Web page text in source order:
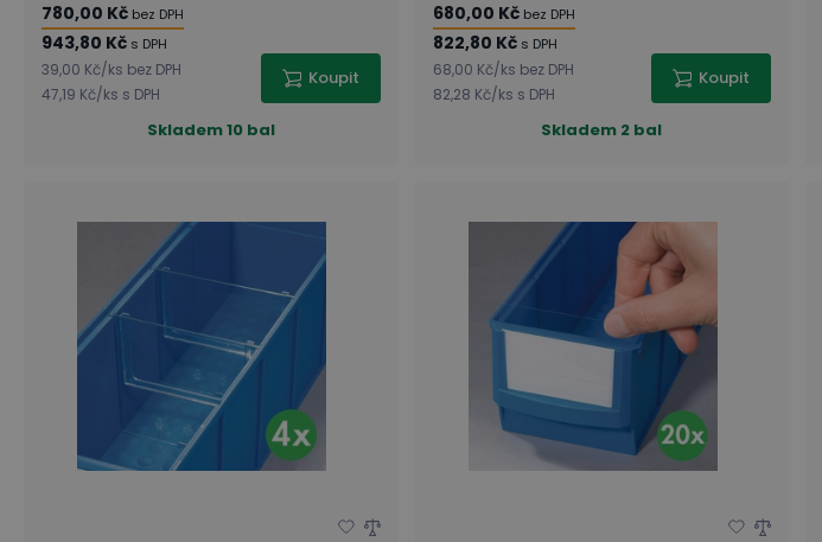
780,00 Kč bez DPH
943,80 Kč s DPH
39,00 Kč/ks bez DPH
47,19 Kč/ks s DPH
Koupit
Skladem10 bal
680,00 Kč bez DPH
822,80 Kč s DPH
68,00 Kč/ks bez DPH
82,28 Kč/ks s DPH
Koupit
Skladem 2 bal